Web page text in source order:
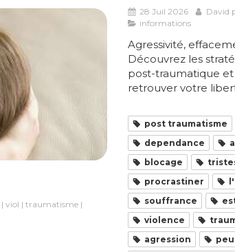
viol
traumatisme
28 Juil 2026
David
informations
Agressivité,
Découvrez les
post-traumatique
retrouver votre
post traumatisme
dependance
blocage
procrastiner
souffrance
violence
agression